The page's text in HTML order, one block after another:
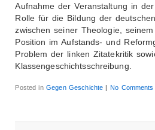
Aufnahme der Veranstaltung in
Rolle für die Bildung der
zwischen seiner Theologie,
Position im Aufstands- und
Problem der linken Zitatekritik
Klassengeschichtsschreibung.
Posted inGegen Geschichte | No